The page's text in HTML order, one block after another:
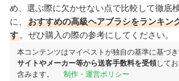
め、選ぶ際に欠かせない点で比較して徹底
に、
おすすめの高級ヘアブラシをランキン
す 。ぜひ購入の際の参考にしてください。
本コンテンツはマイベストが独自の基準に基づき
サイトやメーカー等から送客手数料を受領して
含みます。
制作・運営ポリシー